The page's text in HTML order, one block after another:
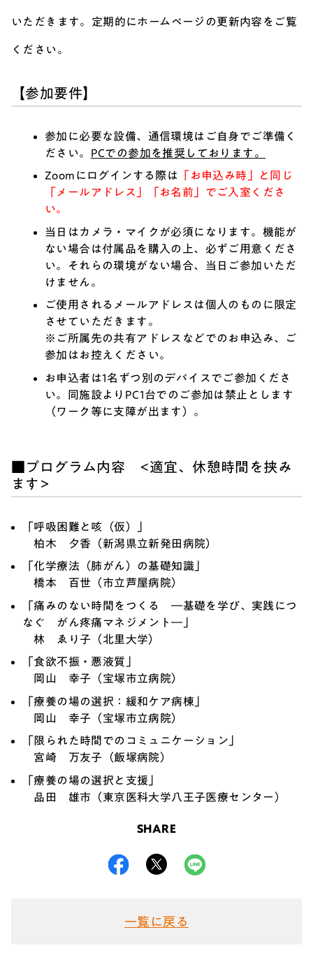
いただきます。定期的にホームページの更新内容をご覧
ください。
【参加要件】
参加に必要な設備、通信環境はご自身でご準備く
ださい。 PCでの参加を推奨しております。
Zoomにログインする際は
「お申込み時」と同じ
「メールアドレス」「お名前」でご入室くださ
い。
当日はカメラ・マイクが必須になります。機能が
ない場合は付属品を購入の上、必ずご用意くださ
い。それらの環境がない場合、当日ご参加いただ
けません。
ご使用されるメールアドレスは個人のものに限定
させていただきます。
※ご所属先の共有アドレスなどでのお申込み、ご
参加はお控えください。
お申込者は1名ずつ別のデバイスでご参加くださ
い。同施設よりPC1台でのご参加は禁止とします
（ワーク等に支障が出ます）。
■プログラム内容 <適宜、休憩時間を挟み
ます>
「呼吸困難と咳（仮）」
柏木 夕香（新潟県立新発田病院）
「化学療法（肺がん）の基礎知識」
橋本 百世（市立芦屋病院）
「痛みのない時間をつくる ―基礎を学び、実践につ
なぐ がん疼痛マネジメント―」
林 ゑり子（北里大学）
「食欲不振・悪液質」
岡山 幸子（宝塚市立病院）
「療養の場の選択：緩和ケア病棟」
岡山 幸子（宝塚市立病院）
「限られた時間でのコミュニケーション」
宮崎 万友子（飯塚病院）
「療養の場の選択と支援」
品田 雄市（東京医科大学八王子医療センター）
SHARE
一覧に戻る